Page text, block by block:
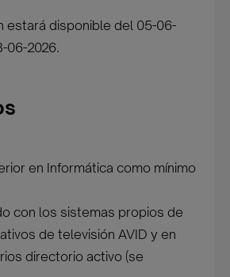
estará disponible del 05-06-
06-2026.
en Informática como mínimo
con los sistemas propios de
de televisión AVID y en
directorio activo (se